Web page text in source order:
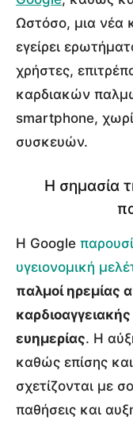
Ωστόσο, μια νέα
εγείρει
χρήστες,
καρδιακών
smartphone,
συσκευών.
Η σημασία
Η Google
υγειονομική
παλμοί ηρεμίας
ευημερίας. Η
καθώς επίσης
σχετίζονται με
παθήσεις και